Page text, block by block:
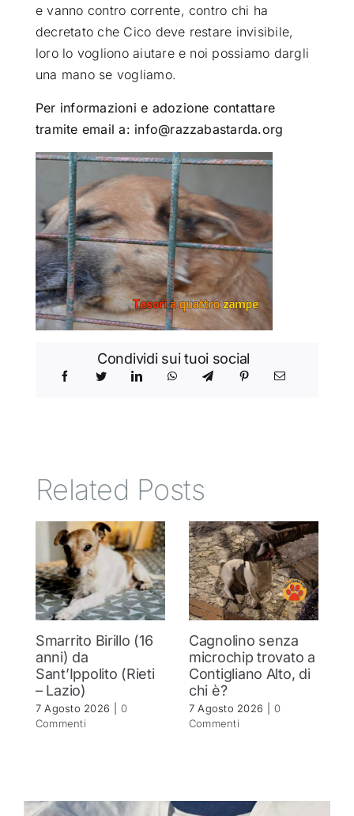
e vanno contro corrente, contro chi ha
decretato che Cico deve restare invisibile,
loro lo vogliono aiutare e noi possiamo dargli
una mano se vogliamo.
Per informazioni e adozione contattare
tramite email a: info@razzabastarda.org
Condividi sui tuoi social
Related Posts
Smarrito Birillo (16
anni) da
Sant’Ippolito (Rieti
– Lazio)
7 Agosto 2026
0
Commenti
Cagnolino senza
microchip trovato a
Contigliano Alto, di
chi è?
7 Agosto 2026
0
Commenti